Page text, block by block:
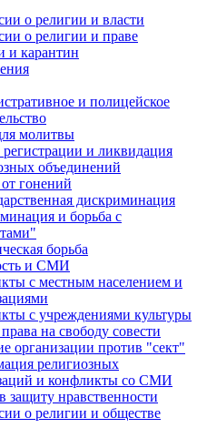
о религии и власти
о религии и праве
и карантин
и полицейское
молитвы
регистрации и ликвидация
объединений
гонений
дискриминация
и борьба с
борьба
и СМИ
с местным населением и
с учреждениями культуры
на свободу совести
организации против "сект"
религиозных
и конфликты со СМИ
защиту нравственности
о религии и обществе